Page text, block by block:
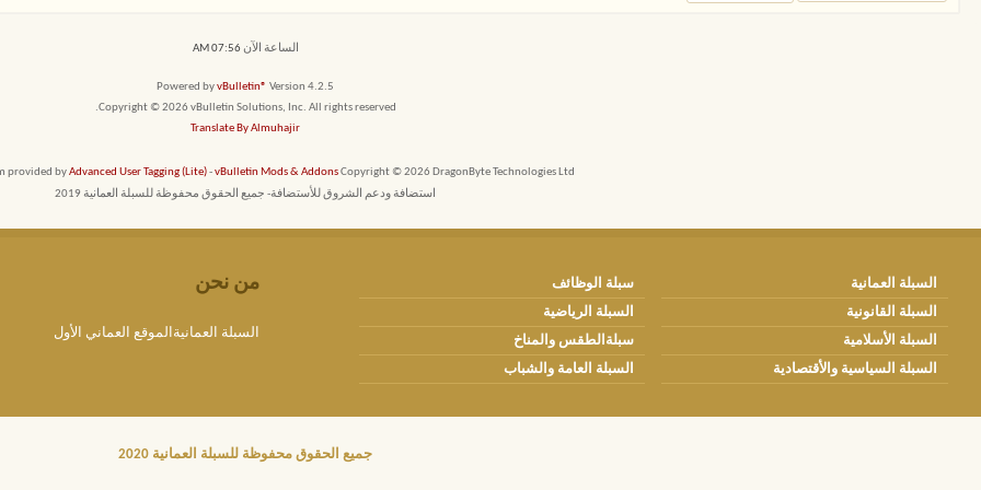
الساعة الآن07:56 AM
Powered byvBulletin® Version 4.2.5
Copyright © 2026 vBulletin Solutions, Inc. All rights reserved.
Translate By Almuhajir
provided byAdvanced User Tagging (Lite)-vBulletin Mods & AddonsCopyright © 2026 DragonByte Technologies Ltd.
استضافة ودعم الشروق للأستضافة- جميع الحقوق محفوظة للسبلة العمانية 2019
السبلة العمانية
سبلة الوظائف
السبلة القانونية
السبلة الرياضية
السبلة الأسلامية
سبلةالطقس والمناخ
السبلة السياسية والأقتصادية
السبلة العامة والشباب
من نحن
السبلة العمانيةالموقع العماني الأول
جميع الحقوق محفوظة للسبلة العمانية 2020